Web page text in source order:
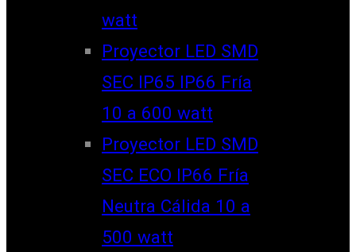
watt
Proyector LED SMD
SEC IP65 IP66 Fría
10 a 600 watt
Proyector LED SMD
SEC ECO IP66 Fría
Neutra Cálida 10 a
500 watt